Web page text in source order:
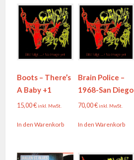
Boots – There’s
A Baby +1
15,00€inkl. MwSt.
In den Warenkorb
Brain Police –
1968-San Diego
70,00€inkl. MwSt.
In den Warenkorb